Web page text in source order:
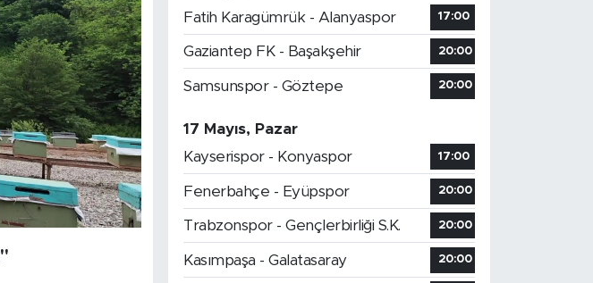
Fatih Karagümrük - Alanyaspor
17:00
Gaziantep FK - Başakşehir 20:00
Samsunspor - Göztepe 20:00
17 Mayıs, Pazar
Kayserispor - Konyaspor
17:00
Fenerbahçe - Eyüpspor 20:00
Trabzonspor - Gençlerbirliği S.K. 20:00
Kasımpaşa - Galatasaray 20:00